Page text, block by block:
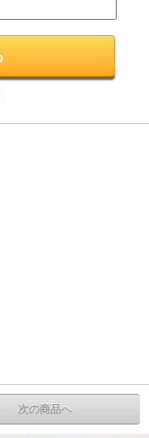
次の商品へ